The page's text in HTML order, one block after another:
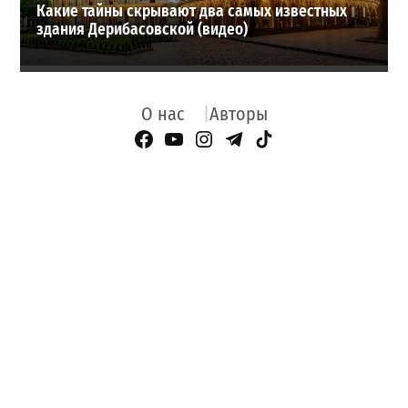
Какие тайны скрывают два самых известных
здания Дерибасовской (видео)
О нас Авторы
Facebook Page
YouTube
Instagram
Telegram
TikTok